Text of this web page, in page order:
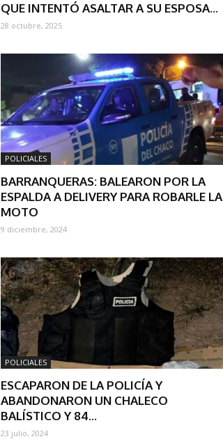
QUE INTENTÓ ASALTAR A SU ESPOSA...
28 octubre, 2025
POLICIALES
BARRANQUERAS: BALEARON POR LA
ESPALDA A DELIVERY PARA ROBARLE LA
MOTO
9 diciembre, 2024
POLICIALES
ESCAPARON DE LA POLICÍA Y
ABANDONARON UN CHALECO
BALÍSTICO Y 84...
23 julio, 2024